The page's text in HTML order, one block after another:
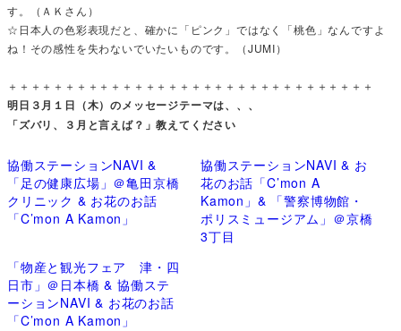
す。（ＡＫさん）
☆日本人の色彩表現だと、確かに「ピンク」ではなく「桃色」なんですよ
ね！その感性を失わないでいたいものです。（JUMI）
＋＋＋＋＋＋＋＋＋＋＋＋＋＋＋＋＋＋＋＋＋＋＋＋＋＋＋＋＋＋＋＋
明日３月１日（木）のメッセージテーマは、、、
「ズバリ、３月と言えば？」教えてください
協働ステーションNAVI &
「足の健康広場」＠亀田京橋
クリニック & お花のお話
「C’mon A Kamon」
協働ステーションNAVI & お
花のお話「C’mon A
Kamon」& 「警察博物館・
ポリスミュージアム」＠京橋
3丁目
「物産と観光フェア 津・四
日市」＠日本橋 & 協働ステ
ーションNAVI & お花のお話
「C’mon A Kamon」